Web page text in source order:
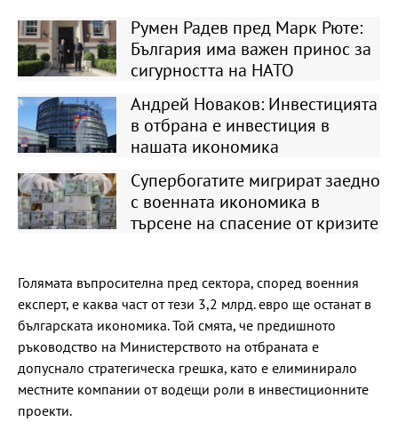
Румен Радев пред Марк Рюте:
България има важен принос за
сигурността на НАТО
Андрей Новаков: Инвестицията
в отбрана е инвестиция в
нашата икономика
Супербогатите мигрират заедно
с военната икономика в
търсене на спасение от кризите
Голямата въпросителна пред сектора, според военния
експерт, е каква част от тези 3,2 млрд. евро ще останат в
българската икономика. Той смята, че предишното
ръководство на Министерството на отбраната е
допуснало стратегическа грешка, като е елиминирало
местните компании от водещи роли в инвестиционните
проекти.